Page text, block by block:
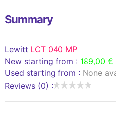
Summary
Lewitt LCT 040 MP
New starting from : 189,00 €
Used starting from : None
Reviews (0) :